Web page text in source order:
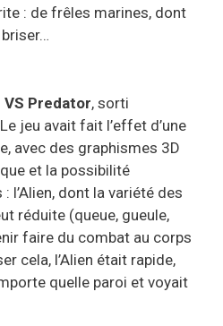
: de frêles marines, dont
VS Predator, sorti
jeu avait fait l’effet d’une
avec des graphismes 3D
et la possibilité
: l’Alien, dont la variété des
réduite (queue, gueule,
faire du combat au corps
cela, l’Alien était rapide,
quelle paroi et voyait